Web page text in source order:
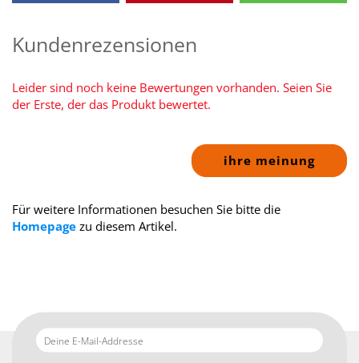
Kundenrezensionen
Leider sind noch keine Bewertungen vorhanden. Seien Sie
der Erste, der das Produkt bewertet.
ihre meinung
Für weitere Informationen besuchen Sie bitte die
Homepage zu diesem Artikel.
Deine
E-